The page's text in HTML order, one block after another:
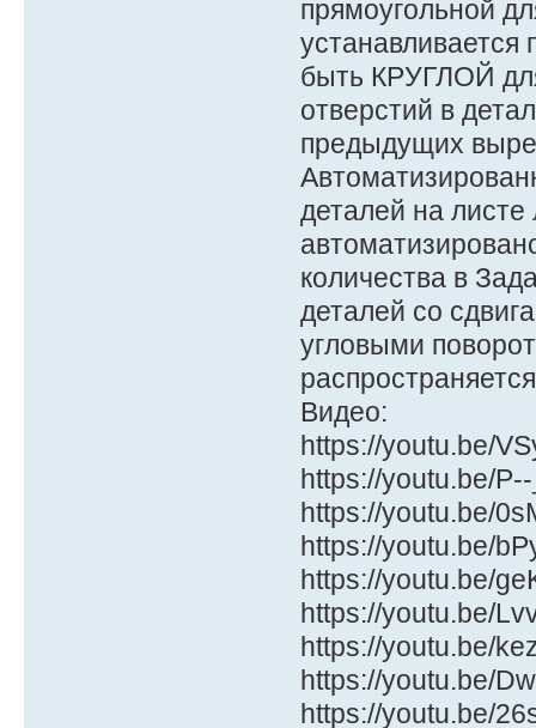
прямоугольной
устанавливается
быть КРУГЛОЙ
отверстий в
предыдущих
деталей на
количества в
деталей со
угловыми
Видео:
https://youtu.be/
https://youtu.be/
https://youtu.be/
https://youtu.be/
https://youtu.be/
https://youtu.be/
https://youtu.be/
https://youtu.be/
https://youtu.be/